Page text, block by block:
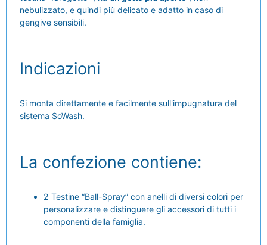
nebulizzato, e quindi più delicato e adatto in caso di
gengive sensibili.
Indicazioni
Si monta direttamente e facilmente sull'impugnatura del
sistema SoWash.
La confezione contiene:
2 Testine “Ball-Spray” con anelli di diversi colori per
personalizzare e distinguere gli accessori di tutti i
componenti della famiglia.